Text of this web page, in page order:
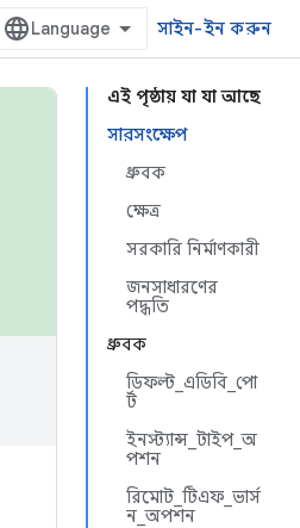
সাইন-ইন করুন
এই পৃষ্ঠায় যা যা আছে
সারসংক্ষেপ
ধ্রুবক
ক্ষেত্র
সরকারি নির্মাণকারী
জনসাধারণের
পদ্ধতি
ধ্রুবক
ডিফল্ট_এডিবি_পো
র্ট
ইনস্ট্যান্স_টাইপ_অ
পশন
রিমোট_টিএফ_ভার্স
ন_অপশন